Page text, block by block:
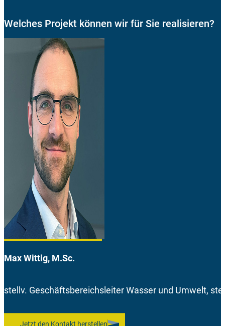
Welches Projekt können wir für Sie realisieren?
Max Wittig, M.Sc.
stellv. Geschäftsbereichsleiter Wasser und Umwelt,
Jetzt den Kontakt herstellen